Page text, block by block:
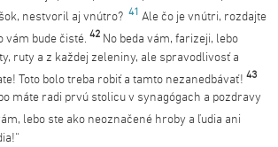
nestvoril aj vnútro? 41 Ale čo je vnútri, rozdajte
vám bude čisté. 42 No beda vám, farizeji, lebo
ruty a z každej zeleniny, ale spravodlivosť a
Toto bolo treba robiť a tamto nezanedbávať! 43
máte radi prvú stolicu v synagógach a pozdravy
lebo ste ako neoznačené hroby a ľudia ani